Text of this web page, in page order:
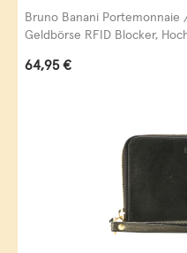
Querformat, echt Leder,
Bruno Banani
Geldbörse RFID Blocker,
Regulärer Preis:
64,95 €